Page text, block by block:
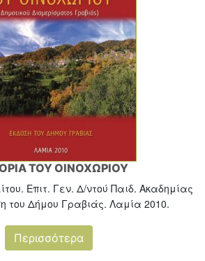
ΤΟΥ ΟΙΝΟΧΩΡΙΟΥ
Επιτ. Γεν. Δ/ντού Παιδ. Ακαδημίας
του Δήμου Γραβιάς. Λαμία 2010.
Περισσότερα